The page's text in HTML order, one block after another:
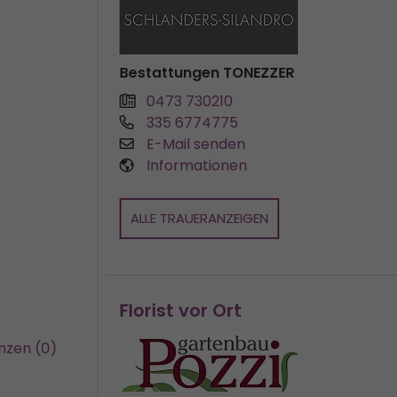
(0)
Bestattungen TONEZZER
0473 730210
335 6774775
E-Mail senden
Informationen
ALLE TRAUERANZEIGEN
Florist vor Ort